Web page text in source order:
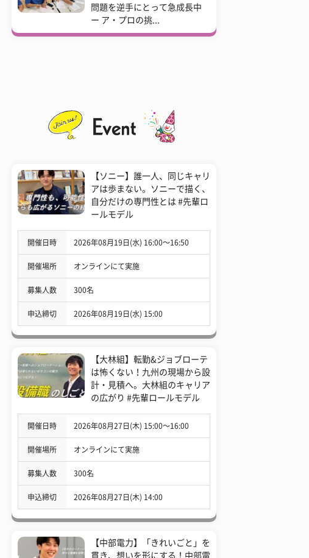
問題を逆手にとって急成長中
ー ア・プロの挑...
【ソニー】誰一人、同じキャリ
アは歩まない。ソニーで描く、
自分だけの専門性とは #先輩ロ
ールモデル
開催日時 2026年08月19日(水) 16:00〜16:50
開催場所 オンラインにて実施
募集人数 300名
申込締切 2026年08月19日(水) 15:00
【大林組】転勤&ジョブローテ
は怖くない！九州の現場から設
計・見積へ。大林組のキャリア
の広がり #先輩ロールモデル
開催日時 2026年08月27日(木) 15:00〜16:00
開催場所 オンラインにて実施
募集人数 300名
申込締切 2026年08月27日(木) 14:00
【中部電力】「きれいごと」を
貫き、想いを形にする！中部電